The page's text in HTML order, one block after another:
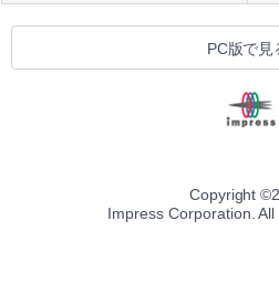
PC版で見
Copyright ©
Impress Corporation.